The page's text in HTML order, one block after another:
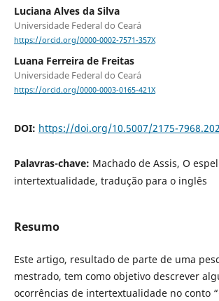
Luciana Alves da Silva
Universidade Federal do Ceará
https://orcid.org/0000-0002-7571-357X
Luana Ferreira de Freitas
Universidade Federal do Ceará
https://orcid.org/0000-0003-0165-421X
DOI: https://doi.org/10.5007/2175-
Palavras-chave: Machado de Assis, O
intertextualidade, tradução para o inglês
Resumo
Este artigo, resultado de parte de uma
mestrado, tem como objetivo descrever
ocorrências de intertextualidade no conto